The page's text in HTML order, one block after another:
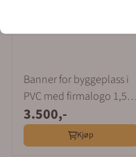
Banner for byggeplass i
PVC med firmalogo 1,5 x
3 m
3.500,-
Kjøp